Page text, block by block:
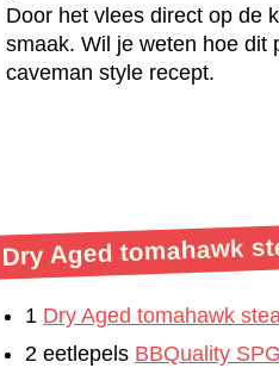
Door het vlees direct op de
smaak. Wil je weten hoe dit
caveman style recept.
Dry Aged tomahawk
1 Dry Aged tomahawk
2 eetlepels BBQuality